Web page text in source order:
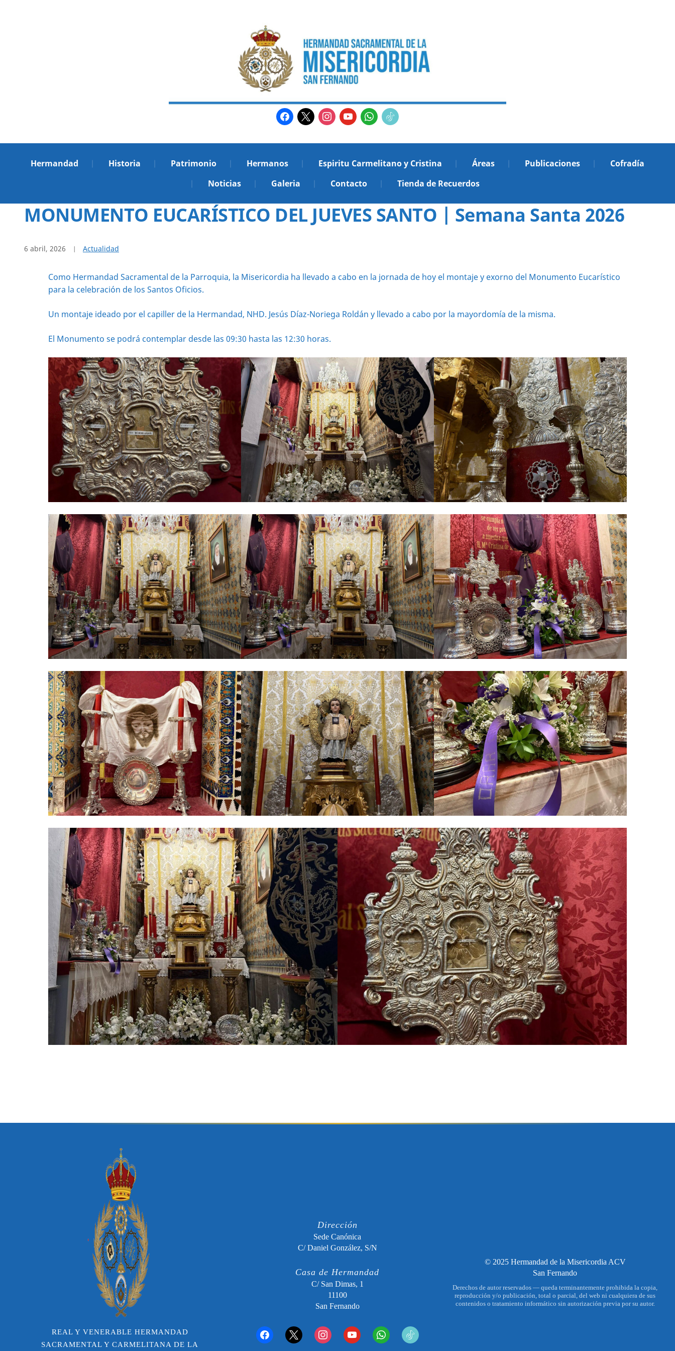
facebook
x instagram
youtubewhatsapp
tiktok2
Hermandad Historia Patrimonio Hermanos Espiritu Carmelitano y Cristina Áreas Publicaciones
Cofradía
Noticias
Galeria Contacto Tienda de Recuerdos
MONUMENTO EUCARÍSTICO DEL JUEVES SANTO | Semana Santa 2026
6 abril, 2026 Actualidad
Como Hermandad Sacramental de la Parroquia, la Misericordia ha llevado a cabo en la jornada de hoy el montaje y exorno del Monumento Eucarístico
para la celebración de los Santos Oficios.
Un montaje ideado por el capiller de la Hermandad, NHD. Jesús Díaz-Noriega Roldán y llevado a cabo por la mayordomía de la misma.
El Monumento se podrá contemplar desde las 09:30 hasta las 12:30 horas.
REAL Y VENERABLE HERMANDAD
SACRAMENTAL Y CARMELITANA DE LA
Dirección
Sede Canónica
C/ Daniel González, S/N
Casa de Hermandad
C/ San Dimas, 1
11100
San Fernando
facebook x instagramyoutube whatsapp tiktok2
© 2025 Hermandad de la Misericordia ACV
San Fernando
Derechos de autor reservados — queda terminantemente prohibida la copia,
reproducción y/o publicación, total o parcial, del web ni cualquiera de sus
contenidos o tratamiento informático sin autorización previa por su autor.